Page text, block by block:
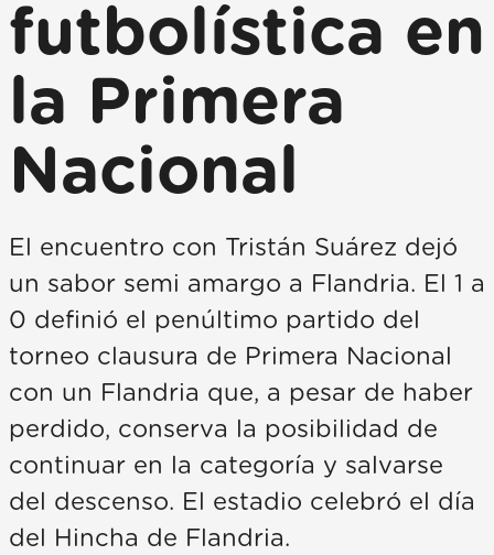
futbolística en
la Primera
Nacional
El encuentro con Tristán Suárez dejó
un sabor semi amargo a Flandria. El 1 a
0 definió el penúltimo partido del
torneo clausura de Primera Nacional
con un Flandria que, a pesar de haber
perdido, conserva la posibilidad de
continuar en la categoría y salvarse
del descenso. El estadio celebró el día
del Hincha de Flandria.